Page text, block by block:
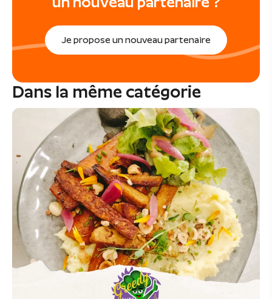
Je propose un nouveau partenaire
Dans la même catégorie